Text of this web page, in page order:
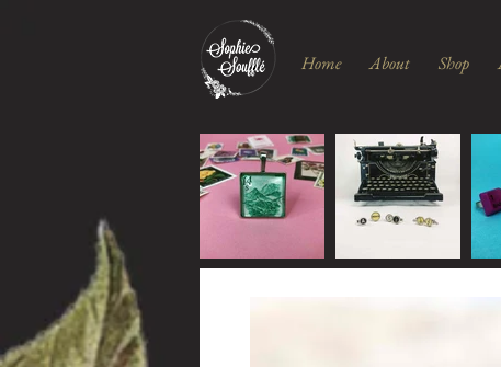
Home About Shop